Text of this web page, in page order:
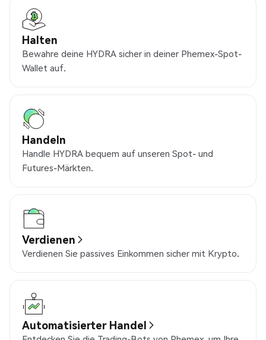
Halten
Bewahre deine HYDRA sicher in deiner Phemex-Spot-
Wallet auf.
Handeln
Handle HYDRA bequem auf unseren Spot- und
Futures-Märkten.
Verdienen
Verdienen Sie passives Einkommen sicher mit Krypto.
Automatisierter Handel